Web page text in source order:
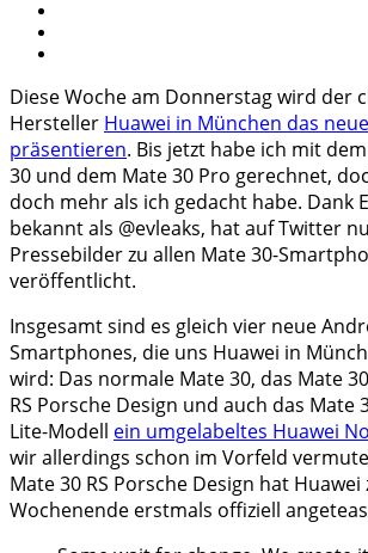
Diese Woche am Donnerstag wird der
Hersteller Huawei in München das
präsentieren. Bis jetzt habe ich mit
30 und dem Mate 30 Pro gerechnet,
doch mehr als ich gedacht habe. Dank
bekannt als @evleaks, hat auf Twitter
Pressebilder zu allen Mate 30-
veröffentlicht.
Insgesamt sind es gleich vier neue
Smartphones, die uns Huawei in
wird: Das normale Mate 30, das Mate
RS Porsche Design und auch das Mate
Lite-Modell ein umgelabeltes Huawei
wir allerdings schon im Vorfeld
Mate 30 RS Porsche Design hat
Wochenende erstmals offiziell